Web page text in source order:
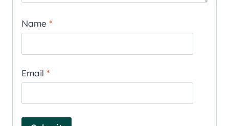
Name *
Email *